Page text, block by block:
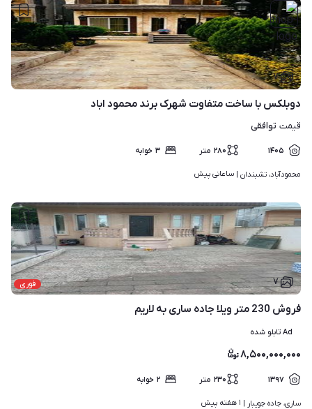
۷
دوبلکس با ساخت متفاوت شهرک برند محمود اباد
قیمت توافقی
۱۴۰۵ ۲۸۰ متر ۳ خوابه
محمودآباد، تشبندان | ساعاتی پیش
فوری ۷
فروش 230 متر ویلا جاده ساری به لاریم
Ad تابلو شده
۸,۵۰۰,۰۰۰,۰۰۰
۱۳۹۷ ۲۳۰ متر ۲ خوابه
ساری، جاده جویبار | ۱ هفته پیش